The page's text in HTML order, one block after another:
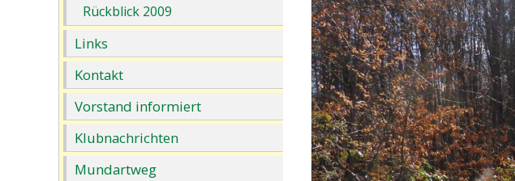
Rückblick 2009
Links
Kontakt
Vorstand informiert
Klubnachrichten
Mundartweg